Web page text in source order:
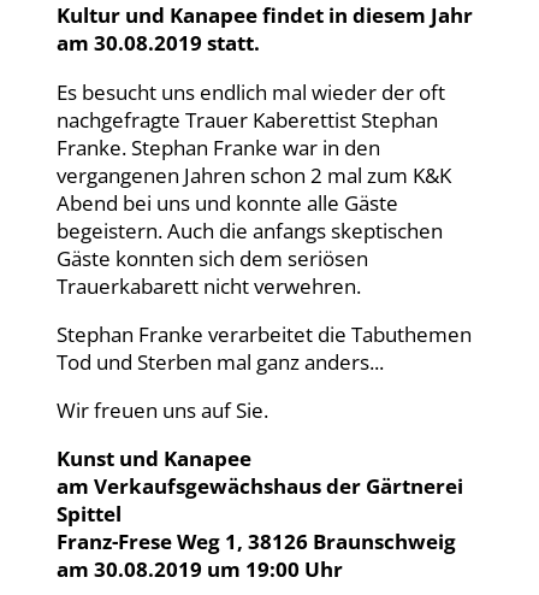
Kultur und Kanapee findet in diesem Jahr
am 30.08.2019 statt.
Es besucht uns endlich mal wieder der oft
nachgefragte Trauer Kaberettist Stephan
Franke. Stephan Franke war in den
vergangenen Jahren schon 2 mal zum K&K
Abend bei uns und konnte alle Gäste
begeistern. Auch die anfangs skeptischen
Gäste konnten sich dem seriösen
Trauerkabarett nicht verwehren.
Stephan Franke verarbeitet die Tabuthemen
Tod und Sterben mal ganz anders...
Wir freuen uns auf Sie.
Kunst und Kanapee
am Verkaufsgewächshaus der Gärtnerei
Spittel
Franz-Frese Weg 1, 38126 Braunschweig
am 30.08.2019 um 19:00 Uhr